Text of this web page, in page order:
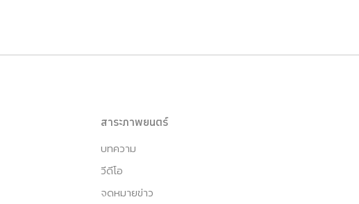
สาระภาพยนตร์
บทความ
วีดีโอ
จดหมายข่าว